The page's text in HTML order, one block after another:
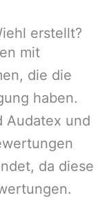
erstellt?
mit
die die
haben.
Audatex und
da diese